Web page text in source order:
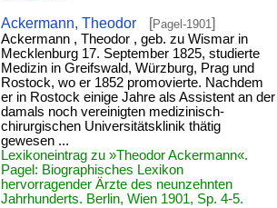
Ackermann, Theodor [Pagel-1901]
Ackermann , Theodor , geb. zu Wismar in
Mecklenburg 17. September 1825, studierte
Medizin in Greifswald, Würzburg, Prag und
Rostock, wo er 1852 promovierte. Nachdem
er in Rostock einige Jahre als Assistent an der
damals noch vereinigten medizinisch-
chirurgischen Universitätsklinik thätig
gewesen ...
Lexikoneintrag zu »Theodor Ackermann«.
Pagel: Biographisches Lexikon
hervorragender Ärzte des neunzehnten
Jahrhunderts. Berlin, Wien 1901, Sp. 4-5.